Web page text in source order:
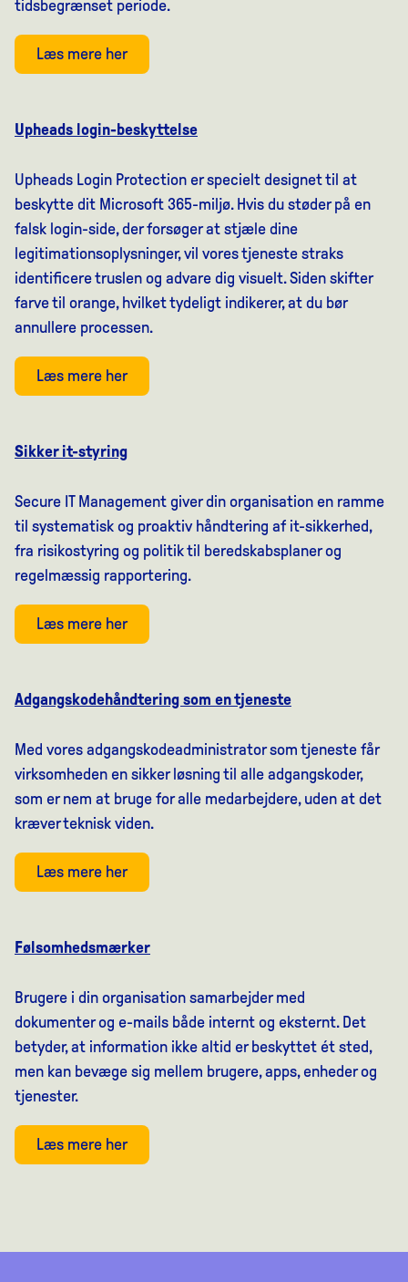
tidsbegrænset periode.
Læs mere her
Upheads login-beskyttelse
Upheads Login Protection er specielt designet til at
beskytte dit Microsoft 365-miljø. Hvis du støder på en
falsk login-side, der forsøger at stjæle dine
legitimationsoplysninger, vil vores tjeneste straks
identificere truslen og advare dig visuelt. Siden skifter
farve til orange, hvilket tydeligt indikerer, at du bør
annullere processen.
Læs mere her
Sikker it-styring
Secure IT Management giver din organisation en ramme
til systematisk og proaktiv håndtering af it-sikkerhed,
fra risikostyring og politik til beredskabsplaner og
regelmæssig rapportering.
Læs mere her
Adgangskodehåndtering som en tjeneste
Med vores adgangskodeadministrator som tjeneste får
virksomheden en sikker løsning til alle adgangskoder,
som er nem at bruge for alle medarbejdere, uden at det
kræver teknisk viden.
Læs mere her
Følsomhedsmærker
Brugere i din organisation samarbejder med
dokumenter og e-mails både internt og eksternt. Det
betyder, at information ikke altid er beskyttet ét sted,
men kan bevæge sig mellem brugere, apps, enheder og
tjenester.
Læs mere her